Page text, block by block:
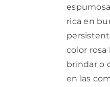
rica en
color rosa
brindar o
en las